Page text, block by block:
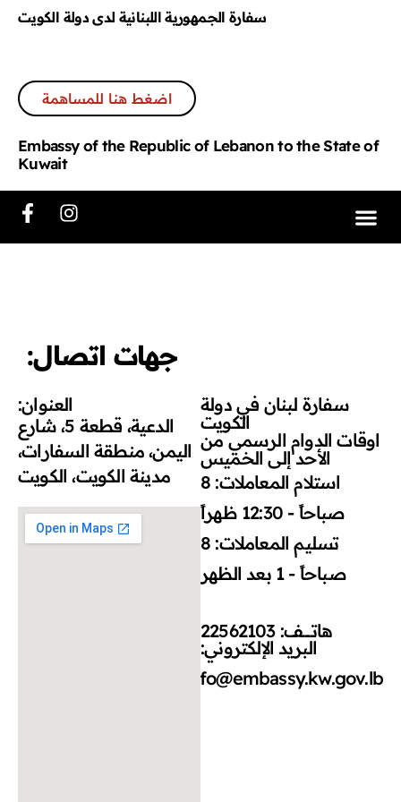
Embassy of the Republic of Lebanon to the State of
Kuwait
اضغط هنا للمساهمة
سفارة الجمهورية اللبنانية لدى دولة الكويت
جهات اتصال:
سفارة لبنان في دولة
الكويت
اوقات الدوام الرسمي من
الأحد إلى الخميس
استلام المعاملات: 8
صباحاً - 12:30 ظهراً
تسليم المعاملات: 8
صباحاً - 1 بعد الظهر
هاتــــــــف: 22562103
البريد الإلكتروني:
info@embassy.kw.gov.lb
العنوان:
الدعية، قطعة 5، شارع
اليمن، منطقة السفارات،
مدينة الكويت، الكويت